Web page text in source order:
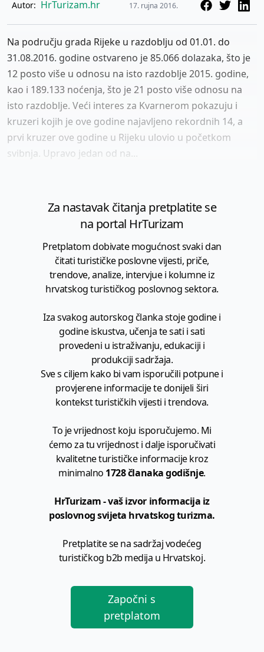
Autor: HrTurizam.hr 17. rujna 2016.
Na području grada Rijeke u razdoblju od 01.01. do
31.08.2016. godine ostvareno je 85.066 dolazaka, što je
12 posto više u odnosu na isto razdoblje 2015. godine,
kao i 189.133 noćenja, što je 21 posto više odnosu na
isto razdoblje. Veći interes za Kvarnerom pokazuju i
kruzeri kojih je ove godine najavljeno rekordnih 14, a
prvi kruzer ove godine u Rijeku ulovio u početkom
svibnja. Upravo jedan od na...
Za nastavak čitanja pretplatite se
na portal HrTurizam
Pretplatom dobivate mogućnost svaki dan
čitati turističke poslovne vijesti, priče,
trendove, analize, intervjue i kolumne iz
hrvatskog turističkog poslovnog sektora.
Iza svakog autorskog članka stoje godine i
godine iskustva, učenja te sati i sati
provedeni u istraživanju, edukaciji i
produkciji sadržaja.
Sve s ciljem kako bi vam isporučili potpune i
provjerene informacije te donijeli širi
kontekst turističkih vijesti i trendova.
To je vrijednost koju isporučujemo. Mi
ćemo za tu vrijednost i dalje isporučivati
kvalitetne turističke informacije kroz
minimalno 1728 članaka godišnje.
HrTurizam - vaš izvor informacija iz
poslovnog svijeta hrvatskog turizma.
Pretplatite se na sadržaj vodećeg
turističkog b2b medija u Hrvatskoj.
Započni s
pretplatom